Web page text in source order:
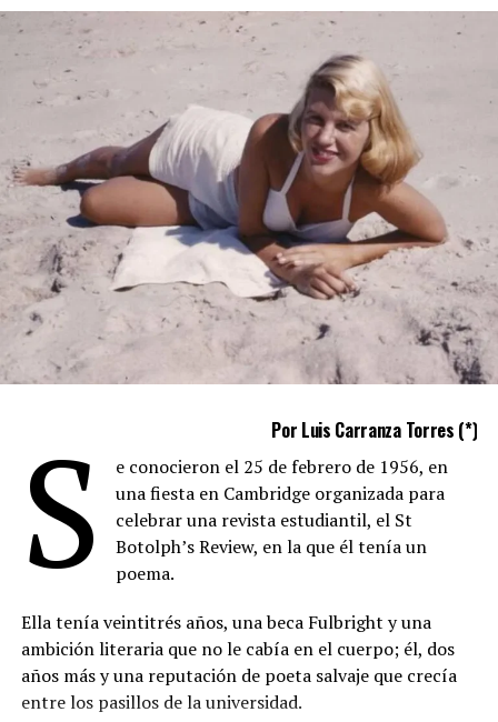
Por Luis Carranza Torres (*)
S
e conocieron el 25 de febrero de 1956, en
una fiesta en Cambridge organizada para
celebrar una revista estudiantil, el St
Botolph’s Review, en la que él tenía un
poema.
Ella tenía veintitrés años, una beca Fulbright y una
ambición literaria que no le cabía en el cuerpo; él, dos
años más y una reputación de poeta salvaje que crecía
entre los pasillos de la universidad.